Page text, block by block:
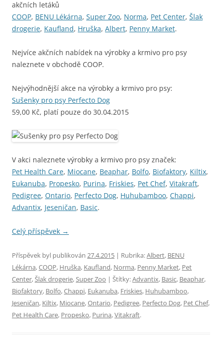
akčních letáků
COOP, BENU Lékárna, Super Zoo, Norma, Pet Center, Šlak
drogerie, Kaufland, Hruška, Albert, Penny Market.
Nejvíce akčních nabídek na výrobky a krmivo pro psy
naleznete v obchodě COOP.
Nejvýhodnější akce na výrobky a krmivo pro psy:
Sušenky pro psy Perfecto Dog
59,00 Kč, platí pouze do 30.04.2015
V akci naleznete výrobky a krmivo pro psy značek:
Pet Health Care, Miocane, Beaphar, Bolfo, Biofaktory, Kiltix,
Eukanuba, Propesko, Purina, Friskies, Pet Chef, Vitakraft,
Pedigree, Ontario, Perfecto Dog, Huhubamboo, Chappi,
Advantix, Jeseničan, Basic.
Celý příspěvek →
Příspěvek byl publikován 27.4.2015 | Rubrika:Albert, BENU
Lékárna,COOP, Hruška, Kaufland, Norma, Penny Market, Pet
Center,Šlak drogerie,Super Zoo | Štítky:Advantix, Basic, Beaphar,
Biofaktory, Bolfo,Chappi, Eukanuba, Friskies, Huhubamboo,
Jeseničan, Kiltix, Miocane,Ontario, Pedigree, Perfecto Dog, Pet Chef,
Pet Health Care, Propesko, Purina,Vitakraft.